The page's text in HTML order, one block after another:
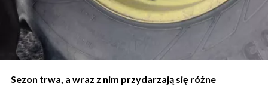
Sezon trwa, a wraz z nim przydarzają się różne